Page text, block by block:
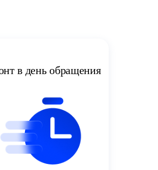
в день обращения